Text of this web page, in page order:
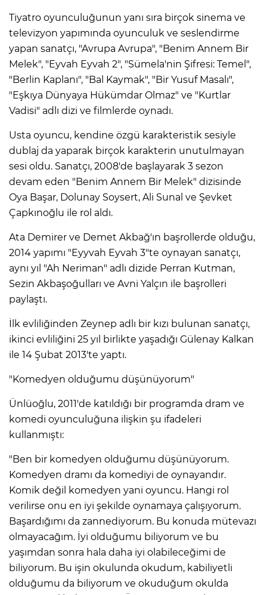
Tiyatro oyunculuğunun yanı sıra birçok sinema ve
televizyon yapımında oyunculuk ve seslendirme
yapan sanatçı, "Avrupa Avrupa", "Benim Annem Bir
Melek", "Eyvah Eyvah 2", "Sümela'nin Şifresi: Temel",
"Berlin Kaplanı", "Bal Kaymak", "Bir Yusuf Masalı",
"Eşkıya Dünyaya Hükümdar Olmaz" ve "Kurtlar
Vadisi" adlı dizi ve filmlerde oynadı.
Usta oyuncu, kendine özgü karakteristik sesiyle
dublaj da yaparak birçok karakterin unutulmayan
sesi oldu. Sanatçı, 2008'de başlayarak 3 sezon
devam eden "Benim Annem Bir Melek" dizisinde
Oya Başar, Dolunay Soysert, Ali Sunal ve Şevket
Çapkınoğlu ile rol aldı.
Ata Demirer ve Demet Akbağ'ın başrollerde olduğu,
2014 yapımı "Eyyvah Eyvah 3"te oynayan sanatçı,
aynı yıl "Ah Neriman" adlı dizide Perran Kutman,
Sezin Akbaşoğulları ve Avni Yalçın ile başrolleri
paylaştı.
İlk evliliğinden Zeynep adlı bir kızı bulunan sanatçı,
ikinci evliliğini 25 yıl birlikte yaşadığı Gülenay Kalkan
ile 14 Şubat 2013'te yaptı.
"Komedyen olduğumu düşünüyorum"
Ünlüoğlu, 2011'de katıldığı bir programda dram ve
komedi oyunculuğuna ilişkin şu ifadeleri
kullanmıştı:
"Ben bir komedyen olduğumu düşünüyorum.
Komedyen dramı da komediyi de oynayandır.
Komik değil komedyen yani oyuncu. Hangi rol
verilirse onu en iyi şekilde oynamaya çalışıyorum.
Başardığımı da zannediyorum. Bu konuda mütevazı
olmayacağım. İyi olduğumu biliyorum ve bu
yaşımdan sonra hala daha iyi olabileceğimi de
biliyorum. Bu işin okulunda okudum, kabiliyetli
olduğumu da biliyorum ve okuduğum okulda